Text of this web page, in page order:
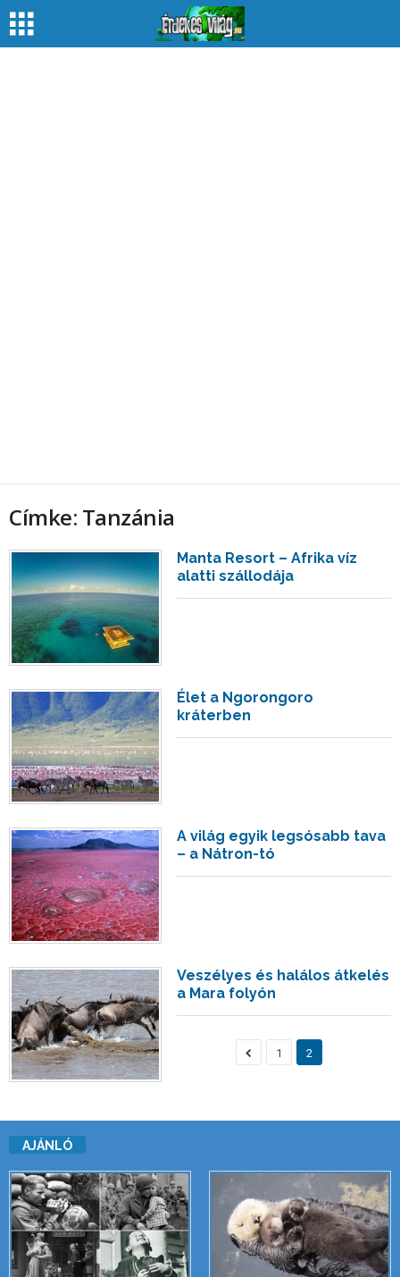
Címke: Tanzánia
Manta Resort – Afrika víz
alatti szállodája
Élet a Ngorongoro
kráterben
A világ egyik legsósabb tava
– a Nátron-tó
Veszélyes és halálos átkelés
a Mara folyón
1 2
AJÁNLÓ